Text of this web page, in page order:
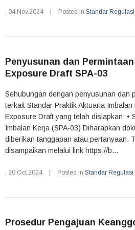
, 04.Nov.2024 Posted in Standar Regulasi
Penyusunan dan
Exposure Draft SPA-03
Sehubungan dengan penyusunan dan
terkait Standar Praktik Aktuaria
Exposure Draft yang telah disiapkan: •
Imbalan Kerja (SPA-03) Diharapkan
diberikan tanggapan atau pertanyaan.
disampaikan melalui link https://b...
, 20.Oct.2024 Posted in Standar Regulasi
Prosedur Pengajuan